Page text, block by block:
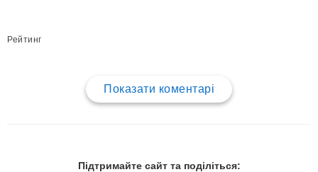
Рейтинг
Показати коментарі
Підтримайте сайт та поділіться: